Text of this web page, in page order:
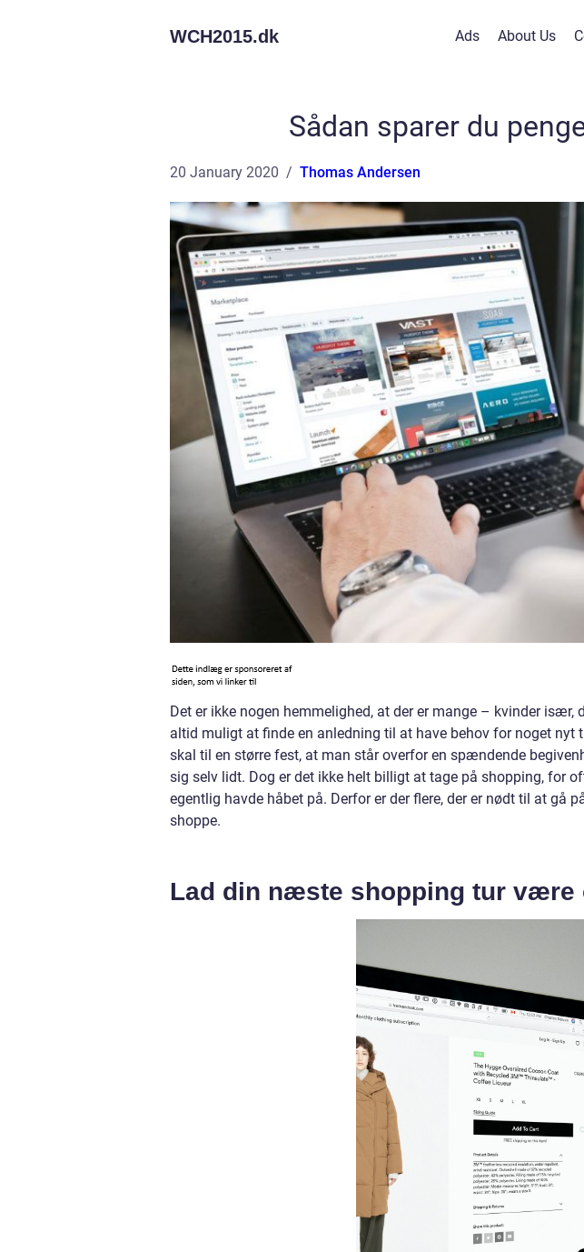
WCH2015.dk Ads About Us
Sådan sparer du
20 January 2020 Thomas Andersen
Det er ikke nogen hemmelighed, at der er mange – kvinder især,
altid muligt at finde en anledning til at have behov for noget nyt
skal til en større fest, at man står overfor en spændende
sig selv lidt. Dog er det ikke helt billigt at tage på shopping, for
egentlig havde håbet på. Derfor er der flere, der er nødt til at gå
shoppe.
Lad din næste shopping tur være